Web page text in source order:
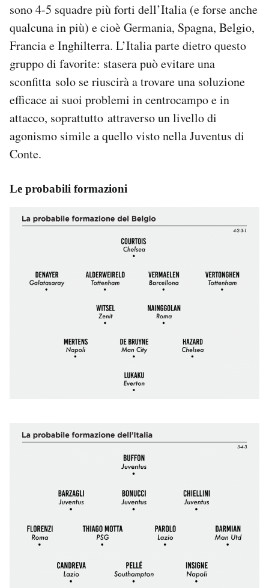
sono 4-5 squadre più forti dell’Italia (e forse anche
qualcuna in più) e cioè Germania, Spagna, Belgio,
Francia e Inghilterra. L’Italia parte dietro questo
gruppo di favorite: stasera può evitare una
sconfitta solo se riuscirà a trovare una soluzione
efficace ai suoi problemi in centrocampo e in
attacco, soprattutto attraverso un livello di
agonismo simile a quello visto nella Juventus di
Conte.
Le probabili formazioni